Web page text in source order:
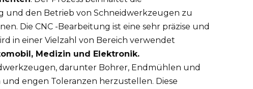
und den Betrieb von Schneidwerkzeugen zu
Die CNC -Bearbeitung ist eine sehr präzise und
in einer Vielzahl von Bereich verwendet
Medizin und Elektronik.
darunter Bohrer, Endmühlen und
engen Toleranzen herzustellen. Diese